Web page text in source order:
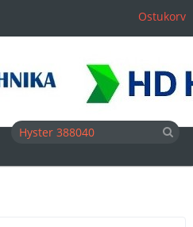
Ostukorv